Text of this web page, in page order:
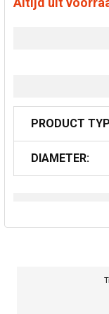
PRODUCT
DIAMETER: